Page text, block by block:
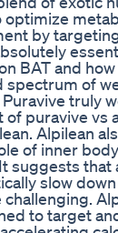
by
BAT and
spectrum of
truly
puravive vs
Alpilean
of inner body
suggests that
slow
to target